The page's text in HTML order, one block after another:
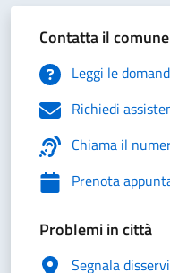
Contatta il comune
Leggi le
Richiedi
Chiama il
Prenota
Problemi in città
Segnala